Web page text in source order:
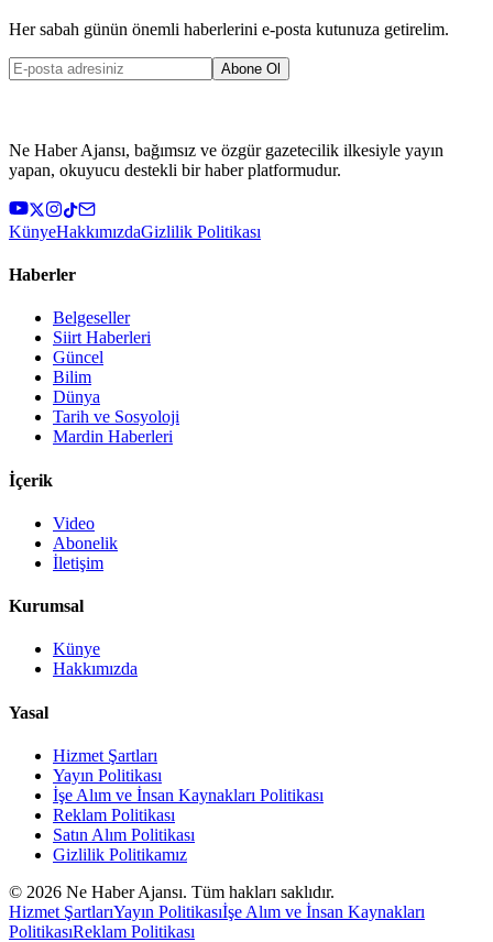
Her sabah günün önemli haberlerini e-posta kutunuza getirelim.
Abone Ol
Ne Haber Ajansı, bağımsız ve özgür gazetecilik ilkesiyle yayın
yapan, okuyucu destekli bir haber platformudur.
KünyeHakkımızdaGizlilik Politikası
Haberler
Belgeseller
Siirt Haberleri
Güncel
Bilim
Dünya
Tarih ve Sosyoloji
Mardin Haberleri
İçerik
Video
Abonelik
İletişim
Kurumsal
Künye
Hakkımızda
Yasal
Hizmet Şartları
Yayın Politikası
İşe Alım ve İnsan Kaynakları Politikası
Reklam Politikası
Satın Alım Politikası
Gizlilik Politikamız
© 2026 Ne Haber Ajansı. Tüm hakları saklıdır.
Hizmet ŞartlarıYayın Politikasıİşe Alım ve İnsan Kaynakları
PolitikasıReklam Politikası